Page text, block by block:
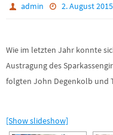
admin 2. August 2015
Wie im letzten Jahr konnte
Austragung des
folgten John Degenkolb und
[Show slideshow]